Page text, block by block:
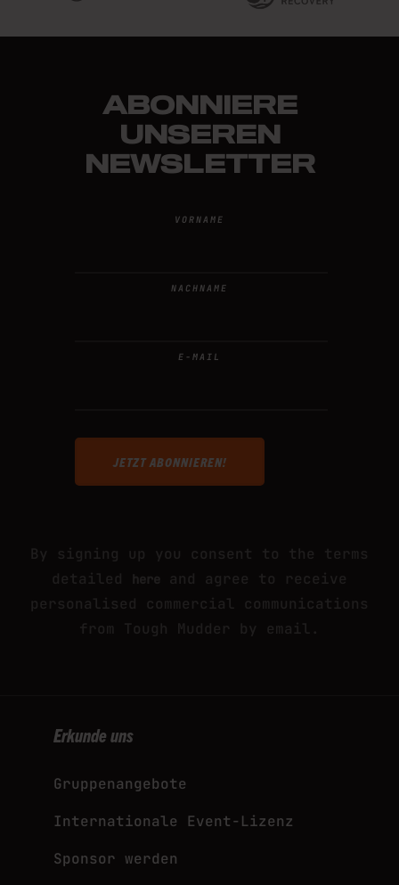
ABONNIERE
UNSEREN
NEWSLETTER
VORNAME
NACHNAME
E-MAIL
Erkunde uns
Gruppenangebote
Internationale Event-Lizenz
Sponsor werden